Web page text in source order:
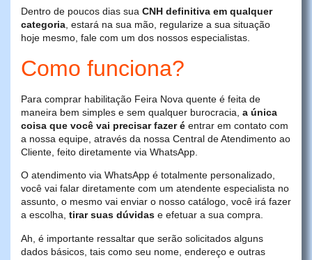
Dentro de poucos dias sua CNH definitiva em qualquer
categoria, estará na sua mão, regularize a sua situação
hoje mesmo, fale com um dos nossos especialistas.
Como funciona?
Para comprar habilitação Feira Nova quente é feita de
maneira bem simples e sem qualquer burocracia, a única
coisa que você vai precisar fazer é entrar em contato com
a nossa equipe, através da nossa Central de Atendimento ao
Cliente, feito diretamente via WhatsApp.
O atendimento via WhatsApp é totalmente personalizado,
você vai falar diretamente com um atendente especialista no
assunto, o mesmo vai enviar o nosso catálogo, você irá fazer
a escolha, tirar suas dúvidas e efetuar a sua compra.
Ah, é importante ressaltar que serão solicitados alguns
dados básicos, tais como seu nome, endereço e outras